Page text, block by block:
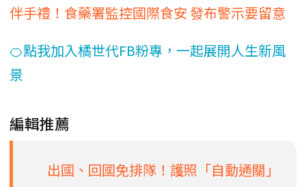
伴手禮！食藥署監控國際食安 發布警示要留意
🍊點我加入橘世代FB粉專，一起展開人生新風
景
編輯推薦
出國、回國免排隊！護照「自動通關」